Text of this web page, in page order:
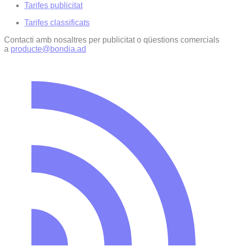
Tarifes publicitat
Tarifes classificats
Contacti amb nosaltres per publicitat o qüestions comercials
a producte@bondia.ad